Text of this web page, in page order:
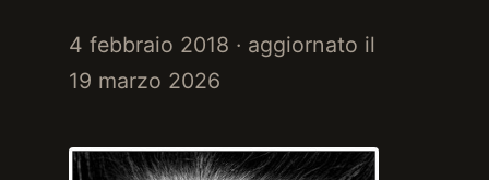
4 febbraio 2018 · aggiornato il
19 marzo 2026